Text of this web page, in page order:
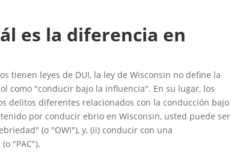
es la diferencia en
tienen leyes de DUI, la ley de Wisconsin no define la
como "conducir bajo la influencia". En su lugar, los
delitos diferentes relacionados con la conducción bajo
por conducir ebrio en Wisconsin, usted puede ser
(o "OWI"), y, (ii) conducir con una
"PAC").